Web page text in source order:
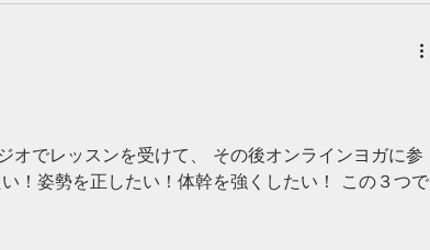
オでレッスンを受けて、 その後オンラインヨガに参
！姿勢を正したい！体幹を強くしたい！ この３つで